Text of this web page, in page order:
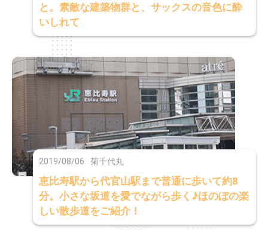
と。素敵な建築物群と、サックスの音色に酔
いしれて
2019/08/06 菊千代丸
恵比寿駅から代官山駅まで普通に歩いて約8
分。小さな坂道を愛でながら歩く♪ほのぼの楽
しい散歩道をご紹介！